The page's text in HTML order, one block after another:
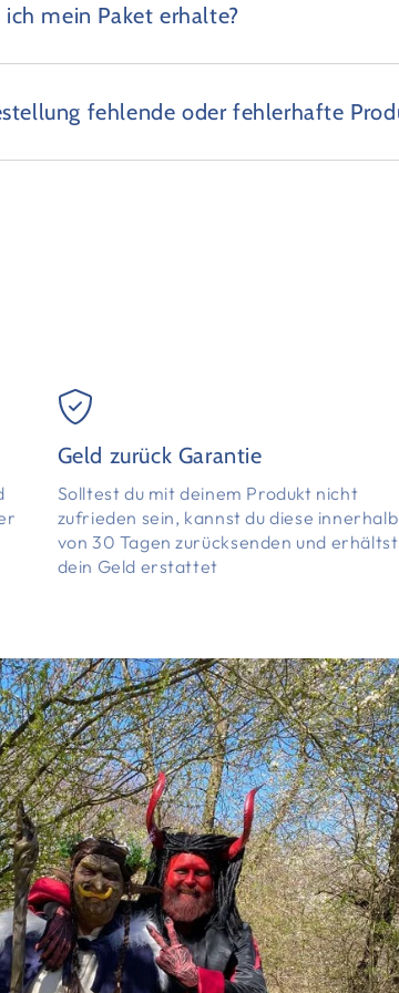
mein Paket erhalte?
fehlende oder fehlerhafte
Geld zurück Garantie
Solltest du mit deinem Produkt nicht
zufrieden sein, kannst du diese innerhalb
von 30 Tagen zurücksenden und erhältst
dein Geld erstattet